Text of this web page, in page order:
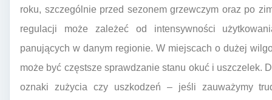
roku, szczególnie przed sezonem grzewczym oraz po
regulacji może zależeć od intensywności
panujących w danym regionie. W miejscach o dużej
może być częstsze sprawdzanie stanu okuć i uszczelek.
oznaki zużycia czy uszkodzeń – jeśli zauważymy